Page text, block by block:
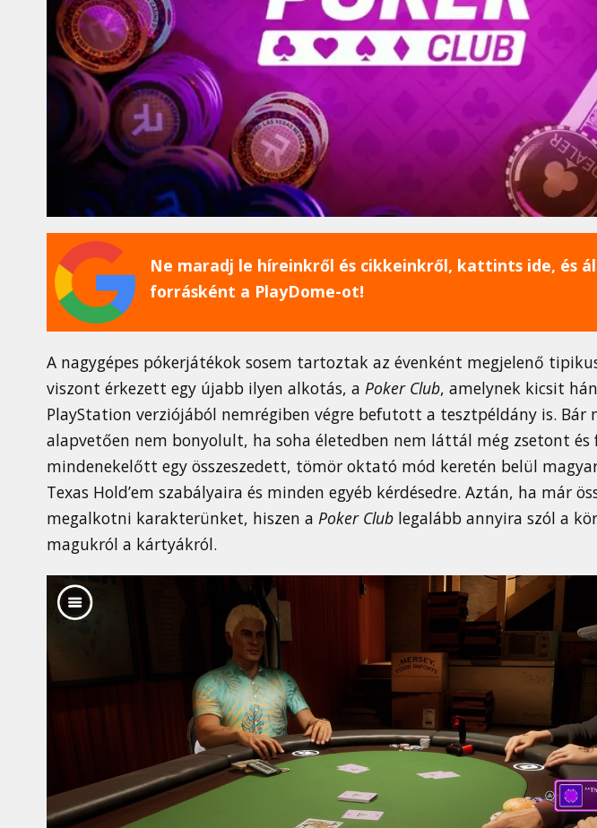
Ne maradj le híreinkről és cikkeinkről, kattints ide, és
forrásként a PlayDome-ot!
A nagygépes pókerjátékok sosem tartoztak az évenként megjelenő
viszont érkezett egy újabb ilyen alkotás, a Poker Club, amelynek kicsit
PlayStation verziójából nemrégiben végre befutott a tesztpéldány is. Bár
alapvetően nem bonyolult, ha soha életedben nem láttál még zsetont
mindenekelőtt egy összeszedett, tömör oktató mód keretén belül
Texas Hold’em szabályaira és minden egyéb kérdésedre. Aztán, ha már
megalkotni karakterünket, hiszen a Poker Club legalább annyira szól a
magukról a kártyákról.